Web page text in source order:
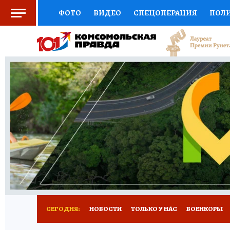
ФОТО ВИДЕО СПЕЦОПЕРАЦИЯ
СОЦПОДДЕРЖКА НАУКА СПЕЦПРОЕКТЫ
НАЦИОНАЛЬНЫЕ ПРОЕКТЫ РОССИИ
ЖЕНСКИЕ СЕКРЕТЫ ПУТЕВОДИТЕЛЬ
ДЕФИЦИТ ЖЕЛЕЗА ПРЕСС-ЦЕНТР
РЕКЛАМА ТЕСТЫ НОВОЕ НА САЙТЕ
СЕГОДНЯ: НОВОСТИ ТОЛЬКО У НАС ВОЕНКОРЫ